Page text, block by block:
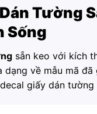
Tường
Sống
sẵn keo với kích
dạng về mẫu mã
giấy dán